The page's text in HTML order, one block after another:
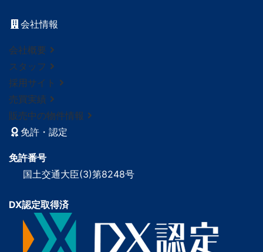
会社情報
会社概要
スタッフ
採用サイト
売買実績
販売中の物件情報
免許・認定
免許番号
国土交通大臣(3)第8248号
DX認定取得済